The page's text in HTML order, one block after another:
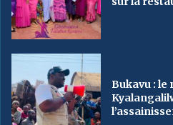
Bukavu : le